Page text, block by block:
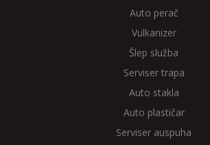
Auto perač
Vulkanizer
Šlep služba
Serviser trapa
Auto stakla
Auto plastičar
Serviser auspuha